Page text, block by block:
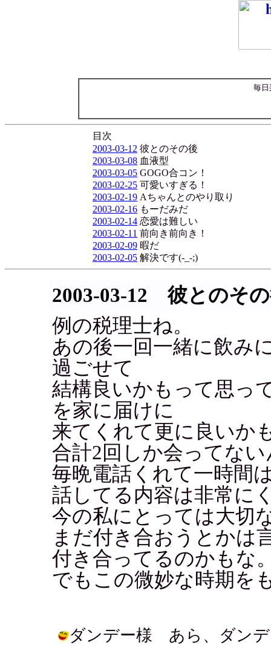
毎日
目次
2003-03-12 彼とのその後
2003-03-08 血液型
2003-03-05 GOGO合コン！
2003-02-25 可愛いすぎる！
2003-02-19 Aちゃんとのやり取り
2003-02-16 もーだみだ
2003-02-14 恋愛は難しい
2003-02-11 前向き前向き！
2003-02-09 暇だ
2003-02-05 解決です(-_-;)
2003-03-12 彼とのそ
例の税理士ね。
あの後一回一緒に飲み
過ごせて
結構良いかもって思っ
を家に届けに
来てくれて更に良いか
合計2回しか会ってな
毎晩電話くれて一時間
話してる内容は非常に
今の私にとっては大切
まだ付き合おうとかは
付き合ってるのかもな
でもこの微妙な時期を
ダンデー様 あら、ダンデ